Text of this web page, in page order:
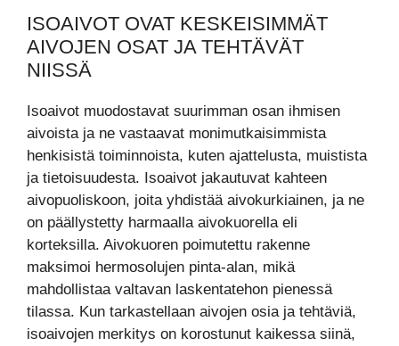
ISOAIVOT OVAT KESKEISIMMÄT
AIVOJEN OSAT JA TEHTÄVÄT
NIISSÄ
Isoaivot muodostavat suurimman osan ihmisen
aivoista ja ne vastaavat monimutkaisimmista
henkisistä toiminnoista, kuten ajattelusta, muistista
ja tietoisuudesta. Isoaivot jakautuvat kahteen
aivopuoliskoon, joita yhdistää aivokurkiainen, ja ne
on päällystetty harmaalla aivokuorella eli
korteksilla. Aivokuoren poimutettu rakenne
maksimoi hermosolujen pinta-alan, mikä
mahdollistaa valtavan laskentatehon pienessä
tilassa. Kun tarkastellaan aivojen osia ja tehtäviä,
isoaivojen merkitys on korostunut kaikessa siinä,